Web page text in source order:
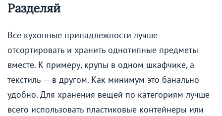
Разделяй
Все кухонные принадлежности лучше
отсортировать и хранить однотипные предметы
вместе. К примеру, крупы в одном шкафчике, а
текстиль — в другом. Как минимум это банально
удобно. Для хранения вещей по категориям лучше
всего использовать пластиковые контейнеры или